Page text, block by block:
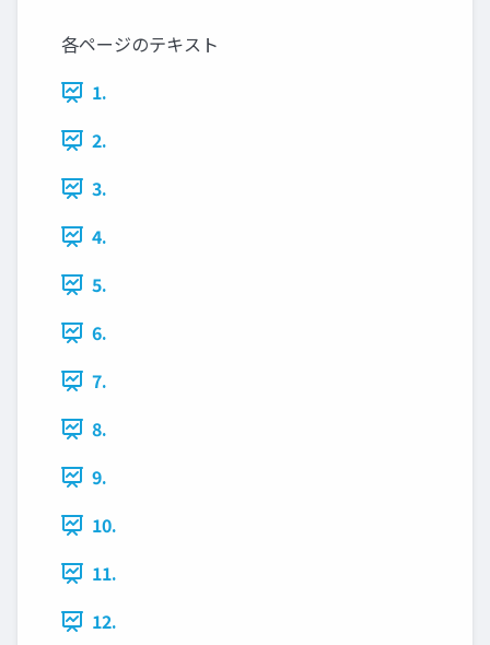
各ページのテキスト
1.
2.
3.
4.
5.
6.
7.
8.
9.
10.
11.
12.